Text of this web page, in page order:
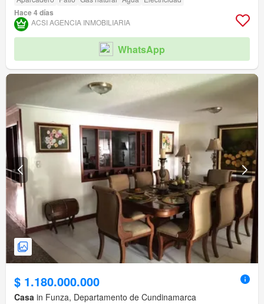
Hace 4 días
ACSI AGENCIA INMOBILIARIA
WhatsApp
$ 1.180.000.000
Casa in Funza, Departamento de Cundinamarca